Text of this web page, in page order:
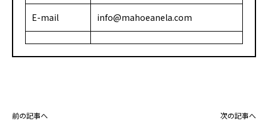
E-mail info@mahoeanela.com
前の記事へ 次の記事へ